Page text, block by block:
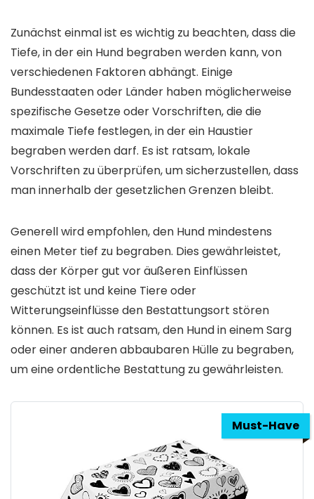
Zunächst einmal ist es wichtig zu beachten, dass die
Tiefe, in der ein Hund begraben werden kann, von
verschiedenen Faktoren abhängt. Einige
Bundesstaaten oder Länder haben möglicherweise
spezifische Gesetze oder Vorschriften, die die
maximale Tiefe festlegen, in der ein Haustier
begraben werden darf. Es ist ratsam, lokale
Vorschriften zu überprüfen, um sicherzustellen, dass
man innerhalb der gesetzlichen Grenzen bleibt.
Generell wird empfohlen, den Hund mindestens
einen Meter tief zu begraben. Dies gewährleistet,
dass der Körper gut vor äußeren Einflüssen
geschützt ist und keine Tiere oder
Witterungseinflüsse den Bestattungsort stören
können. Es ist auch ratsam, den Hund in einem Sarg
oder einer anderen abbaubaren Hülle zu begraben,
um eine ordentliche Bestattung zu gewährleisten.
Must-Have